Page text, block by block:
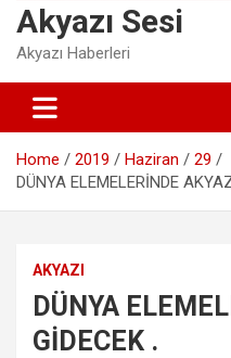
Akyazı Sesi
Akyazı Haberleri
Home 2019 Haziran
29
DÜNYA ELEMELERİNDE
AKYAZI
DÜNYA
GİDECEK .